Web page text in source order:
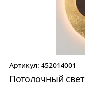
452014001
Потолочный